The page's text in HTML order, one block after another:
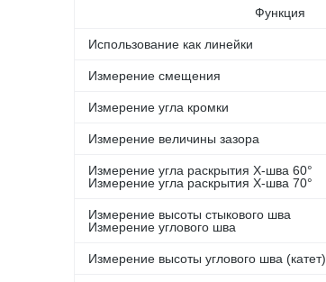
Функция
Использование как линейки
Измерение смещения
Измерение угла кромки
Измерение величины зазора
Измерение угла раскрытия Х-шва 60°
Измерение угла раскрытия Х-шва 70°
Измерение высоты стыкового шва
Измерение углового шва
Измерение высоты углового шва (катет)